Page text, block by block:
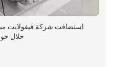
استضافت شركة فيفولايت
خلال